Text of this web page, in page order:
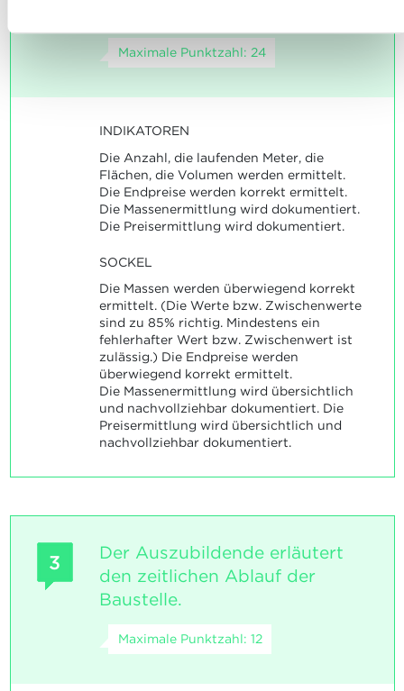
Maximale Punktzahl: 24
INDIKATOREN
Die Anzahl, die laufenden Meter, die
Flächen, die Volumen werden ermittelt.
Die Endpreise werden korrekt ermittelt.
Die Massenermittlung wird dokumentiert.
Die Preisermittlung wird dokumentiert.
SOCKEL
Die Massen werden überwiegend korrekt
ermittelt. (Die Werte bzw. Zwischenwerte
sind zu 85% richtig. Mindestens ein
fehlerhafter Wert bzw. Zwischenwert ist
zulässig.) Die Endpreise werden
überwiegend korrekt ermittelt.
Die Massenermittlung wird übersichtlich
und nachvollziehbar dokumentiert. Die
Preisermittlung wird übersichtlich und
nachvollziehbar dokumentiert.
3
Der Auszubildende erläutert
den zeitlichen Ablauf der
Baustelle.
Maximale Punktzahl: 12